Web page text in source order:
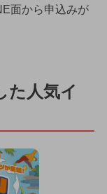
面から申込みが
た人気イ